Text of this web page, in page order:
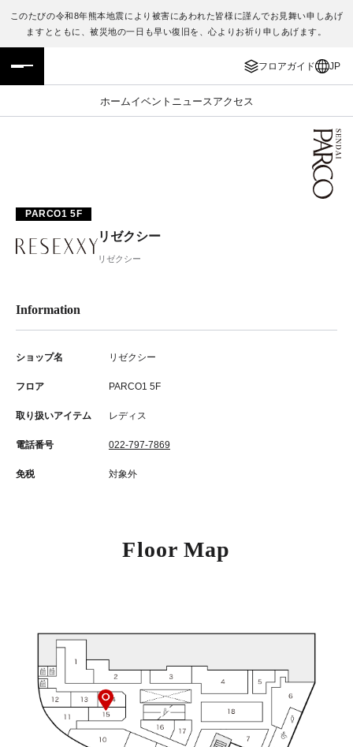
このたびの令和8年熊本地震により被害にあわれた皆様に謹んでお見舞い申しあげ
ますとともに、被災地の一日も早い復旧を、心よりお祈り申しあげます。
フロアガイド JP
ホームイベント ニュース アクセス
フロアガイド
施設案内・アクセス
TAX FREE
JP
ENGLISH
繁体字
日本語
PARCO1 5F
リゼクシー
リゼクシー
Information
ショップ名 リゼクシー
フロア PARCO1 5F
取り扱いアイテム レディス
電話番号 022-797-7869
免税 対象外
Floor Map